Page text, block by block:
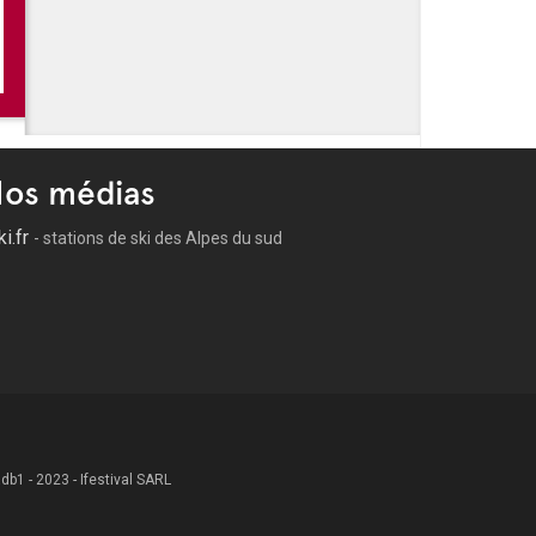
médias
- stations de ski des Alpes du sud
- 2023 - Ifestival SARL